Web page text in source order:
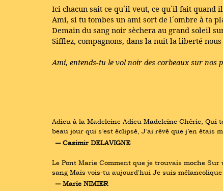
Ici chacun sait ce qu´il veut, ce qu´il fait quand
Ami, si tu tombes un ami sort de l´ombre à ta
Demain du sang noir sèchera au grand soleil
Sifflez, compagnons, dans la nuit la liberté nous
Ami, entends-tu le vol noir des corbeaux sur nos
Adieu à la Madeleine Adieu Madeleine Chérie,
beau jour qui s’est éclipsé, J’ai rêvé que j’en
― Casimir DELAVIGNE
Le Pont Marie Comment que je trouvais moche
sang Mais vois-tu aujourd'hui Je suis
― Marie NIMIER